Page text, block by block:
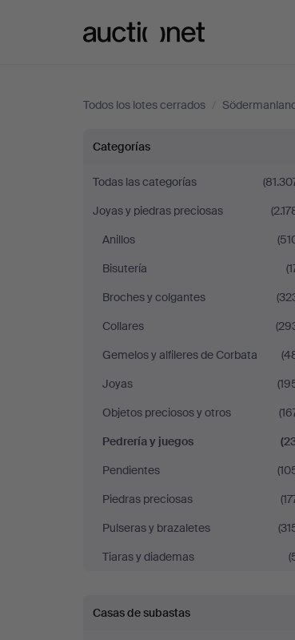
Todos los lotes cerrados /
Pedrería
y
juegos
en
Södermanlands
Auktionsverk
Categorías
Todas las categorías
Joyas y piedras preciosas
Anillos
Bisutería
Broches y colgantes
Collares
Gemelos y alfileres de Corbata
Joyas
Objetos preciosos y otros
Pedrería y juegos
Pendientes
Piedras preciosas
Pulseras y brazaletes
Tiaras y diademas
Casas de subastas